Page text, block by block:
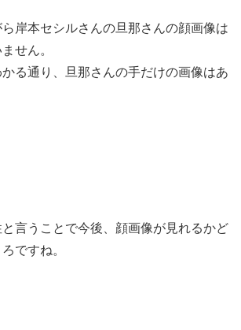
岸本セシルさんの旦那さんの顔画像は
せん。
る通り、旦那さんの手だけの画像はあ
言うことで今後、顔画像が見れるかど
ですね。